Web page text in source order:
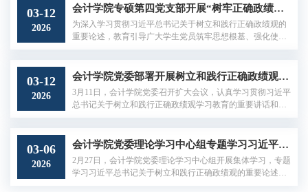
马牧言主持，支部全体同学参加。活动现场马牧言同志带领
支部同学开展“第一议题”学习，聚焦两会上公布的2026年中
央预算报告进行深入解读，报告既为经济社会发展筑牢财力
保障，又紧扣稳增长、促创新、...
03-12
2026
会计学院专硕第四党支部开展“树牢正确政绩观，争做诚信财会人”主题党日活动
为深入学习贯彻习近平总书记关于树立和践行正确政绩观的
重要论述，教育引导广大学生党员筑牢思想根基、强化使命
论学习+交流研讨+警示教育”相结合的形式，推动正确政绩
观入脑入心、见行见效。会计学院党委书记陈运森、组织员
包英娟列席指导，专硕第四党支部全体党员参加学习。活动
合影党委书记陈运森在讲话中紧...
03-12
2026
会计学院党委部署开展树立和践行正确政绩观学习教育
3月11日，会计学院党委召开扩大会议，认真学习贯彻习近平
总书记关于树立和践行正确政绩观学习教育的重要讲话和重
书记参会，党委书记陈运森主持会议并讲话。陈运森传达了
学校开展树立和践行正确政绩观学习教育实施方案的具体要
求和工作安排，并结合习近平总书记在地方工作期间的生动
实践，领学了习近平总书记关于树立...
03-06
2026
会计学院党委理论学习中心组专题学习习近平总书记关于树立和践行正确政绩观的重要论述
2月27日，会计学院党委理论学习中心组开展集体学习，专题
学习习近平总书记关于树立和践行正确政绩观的重要论述。